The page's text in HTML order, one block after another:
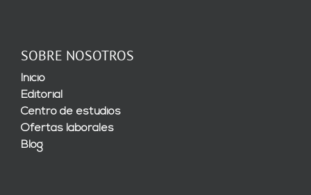
SOBRE NOSOTROS
Inicio
Editorial
Centro de estudios
Ofertas laborales
Blog